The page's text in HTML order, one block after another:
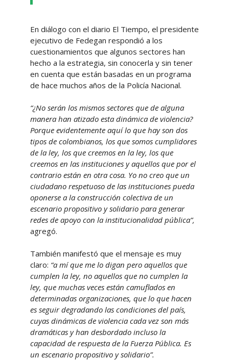
En diálogo con el diario El Tiempo, el presidente
ejecutivo de Fedegan respondió a los
cuestionamientos que algunos sectores han
hecho a la estrategia, sin conocerla y sin tener
en cuenta que están basadas en un programa
de hace muchos años de la Policía Nacional.
“¿No serán los mismos sectores que de alguna
manera han atizado esta dinámica de violencia?
Porque evidentemente aquí lo que hay son dos
tipos de colombianos, los que somos cumplidores
de la ley, los que creemos en la ley, los que
creemos en las instituciones y aquellos que por el
contrario están en otra cosa. Yo no creo que un
ciudadano respetuoso de las instituciones pueda
oponerse a la construcción colectiva de un
escenario propositivo y solidario para generar
redes de apoyo con la institucionalidad pública”,
agregó.
También manifestó que el mensaje es muy
claro: “a mí que me lo digan pero aquellos que
cumplen la ley, no aquellos que no cumplen la
ley, que muchas veces están camuflados en
determinadas organizaciones, que lo que hacen
es seguir degradando las condiciones del país,
cuyas dinámicas de violencia cada vez son más
dramáticas y han desbordado incluso la
capacidad de respuesta de la Fuerza Pública. Es
un escenario propositivo y solidario”.